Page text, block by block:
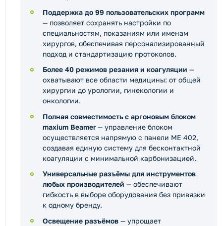
Поддержка до 99 пользовательских программ
— позволяет сохранять настройки по
специальностям, показаниям или именам
хирургов, обеспечивая персонализированный
подход и стандартизацию протоколов.
Более 40 режимов резания и коагуляции —
охватывают все области медицины: от общей
хирургии до урологии, гинекологии и
онкологии.
Полная совместимость с аргоновым блоком
maxium Beamer— управление блоком
осуществляется напрямую с панели ME 402,
создавая единую систему для бесконтактной
коагуляции с минимальной карбонизацией.
Универсальные разъёмы для инструментов
любых производителей — обеспечивают
гибкость в выборе оборудования без привязки
к одному бренду.
Освещение разъёмов — упрощает